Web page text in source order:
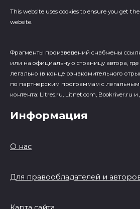
This website uses cookies to ensure you get
website.
Фрагменты произведений cнабжены
или на официальную страницу автора,
легально (в конце ознакомительного
по партнерским программам с
контента: Litres.ru, Litnet.com, Bookriver.ru и
Информация
О нас
Для правообладателей и